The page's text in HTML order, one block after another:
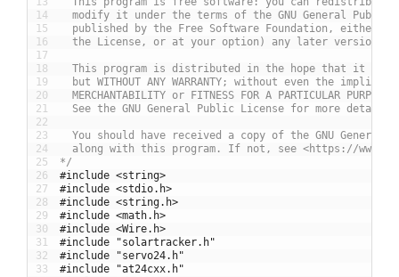
14
15
16
17
18
19
20
21
22
23
24
25
26
27
28
29
30
31
32
33
modify it under the terms of the GNU General Public
published by the Free Software Foundation, either
the License, or at your option) any later version.
This program is distributed in the hope that it will
but WITHOUT ANY WARRANTY; without even the implied
MERCHANTABILITY or FITNESS FOR A PARTICULAR PURPOSE.
See the GNU General Public License for more details.
You should have received a copy of the GNU General
along with this program. If not, see <https://
*/
#include <string>
#include <stdio.h>
#include <string.h>
#include <math.h>
#include <Wire.h>
#include "solartracker.h"
#include "servo24.h"
#include "at24cxx.h"